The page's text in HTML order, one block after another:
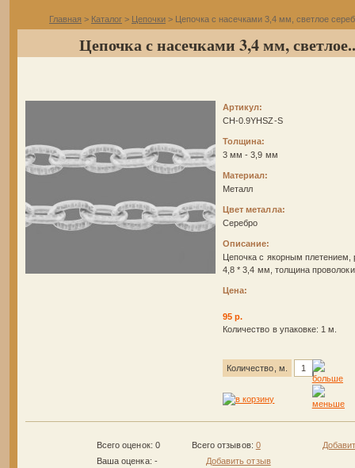
Главная > Каталог > Цепочки > Цепочка с насечками 3,4 мм, светлое
Цепочка с насечками 3,4 мм,
Артикул:
CH-0.9YHSZ-S
Толщина:
3 мм - 3,9 мм
Материал:
Металл
Цвет металла:
Серебро
Описание:
Цепочка с якорным плетением,
4,8 * 3,4 мм, толщина
Цена:
95 р.
Количество в упаковке: 1 м.
Количество, м.
Всего оценок: 0
Ваша оценка: -
Всего отзывов: 0
Добавить отзыв